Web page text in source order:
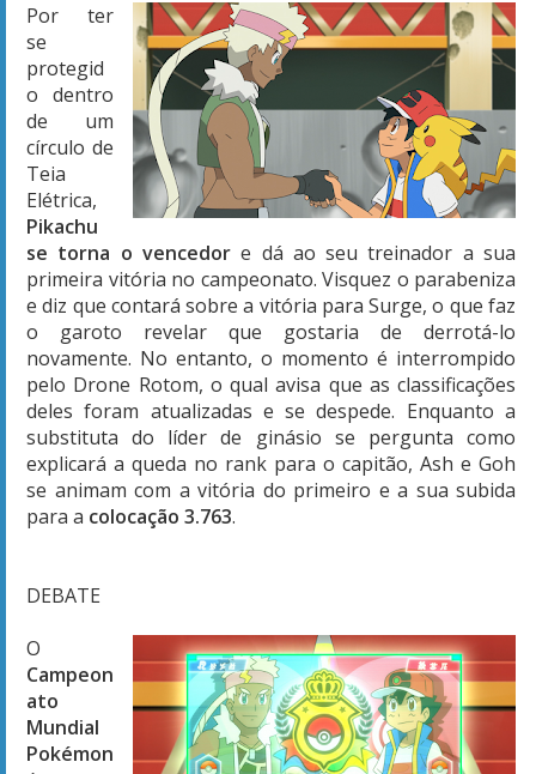
Por ter
se
protegid
o dentro
de um
círculo de
Teia
Elétrica,
Pikachu
se torna o vencedore dá ao seu treinador a sua
primeira vitória no campeonato. Visquez o parabeniza
e diz que contará sobre a vitória para Surge, o que faz
o garoto revelar que gostaria de derrotá-lo
novamente. No entanto, o momento é interrompido
pelo Drone Rotom, o qual avisa que as classificações
deles foram atualizadas e se despede. Enquanto a
substituta do líder de ginásio se pergunta como
explicará a queda no rank para o capitão, Ash e Goh
se animam com a vitória do primeiro e a sua subida
para a colocação 3.763.
DEBATE
O
Campeon
ato
Mundial
Pokémon